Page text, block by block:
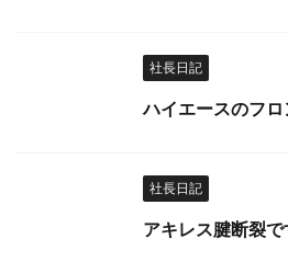
社長日記
ハイエースのフ
社長日記
アキレス腱断裂で